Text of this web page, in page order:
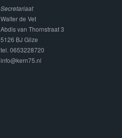
Secretariaat
Walter de Vet
Abdis van Thornstraat 3
5126 BJ Gilze
tel. 0653228720
info@kern75.nl